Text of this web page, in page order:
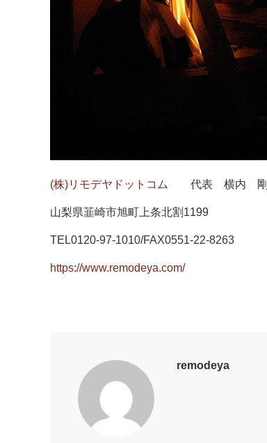
(株)リモデヤドットコム 代表 横内 剛
山梨県韮崎市旭町上条北割1199
TEL0120-97-1010/FAX0551-22-8263
https://www.remodeya.com/
remodeya